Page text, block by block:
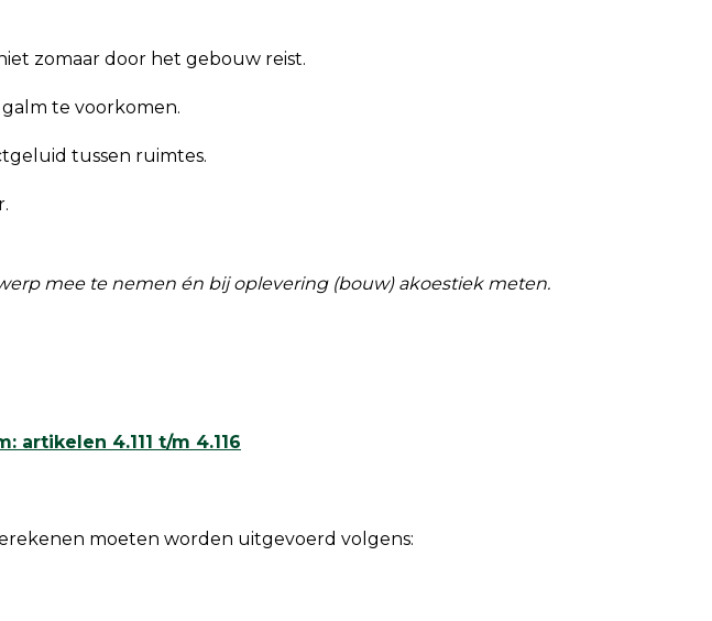
zomaar door het gebouw reist.
te voorkomen.
tussen ruimtes.
mee te nemen én bij oplevering (bouw) akoestiek meten.
artikelen 4.111 t/m 4.116
moeten worden uitgevoerd volgens: